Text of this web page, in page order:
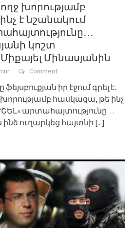
խորությամբ
է նշանակում
կոշտ
Մինասյանին
Comment
իր էջում գրել է․
հասկացա, թե ինչ
արտահայտությունը…
ինձ ուղարկեց հայտնի [...]